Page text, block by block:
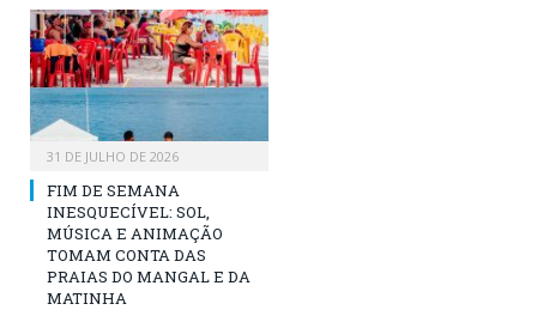
31 DE JULHO DE 2026
FIM DE SEMANA
INESQUECÍVEL: SOL,
MÚSICA E ANIMAÇÃO
TOMAM CONTA DAS
PRAIAS DO MANGAL E DA
MATINHA